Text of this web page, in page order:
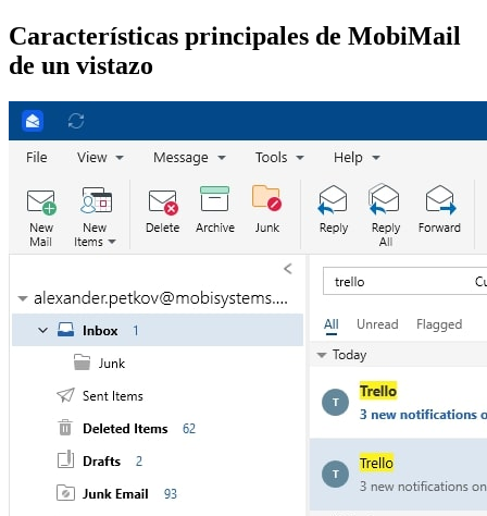
Características principales de MobiMail
de un vistazo